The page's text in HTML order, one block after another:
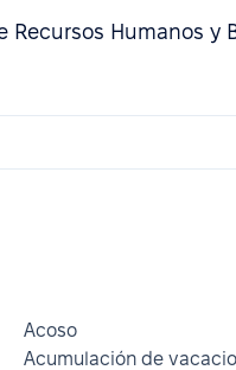
Humanos y
Acoso
Acumulación de